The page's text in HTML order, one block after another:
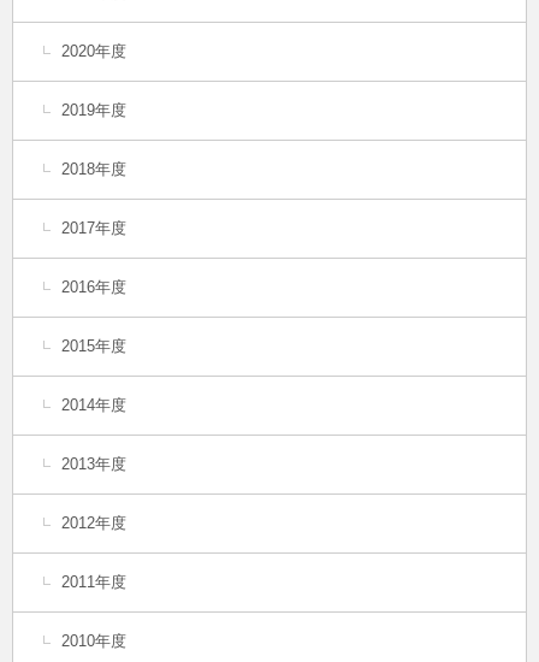
2020年度
2019年度
2018年度
2017年度
2016年度
2015年度
2014年度
2013年度
2012年度
2011年度
2010年度